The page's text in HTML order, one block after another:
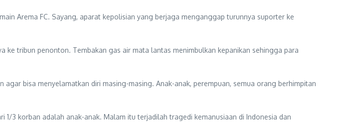
Arema FC. Sayang, aparat kepolisian yang berjaga menganggap turunnya suporter ke
tribun penonton. Tembakan gas air mata lantas menimbulkan kepanikan sehingga para
bisa menyelamatkan diri masing-masing. Anak-anak, perempuan, semua orang berhimpitan
3 korban adalah anak-anak. Malam itu terjadilah tragedi kemanusiaan di Indonesia dan